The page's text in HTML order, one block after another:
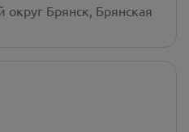
округ Брянск, Брянская